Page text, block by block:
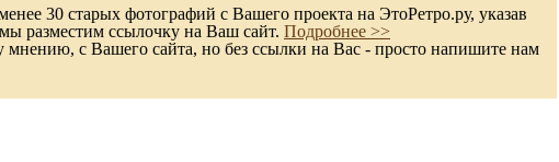
30 старых фотографий с Вашего проекта на ЭтоРетро.ру, указав
разместим ссылочку на Ваш сайт. Подробнее >>
с Вашего сайта, но без ссылки на Вас - просто напишите нам